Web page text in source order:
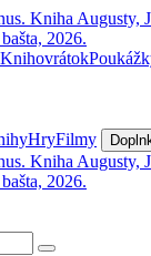
Knihovrátok
HryFilmy